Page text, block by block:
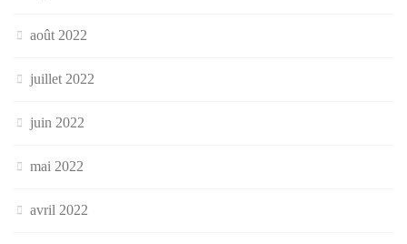
août 2022
juillet 2022
juin 2022
mai 2022
avril 2022